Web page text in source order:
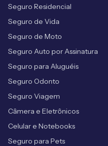
Seguro Residencial
Seguro de Vida
Seguro de Moto
Seguro Auto por Assinatura
Seguro para Aluguéis
Seguro Odonto
Seguro Viagem
Câmera e Eletrônicos
Celular e Notebooks
Seguro para Pets